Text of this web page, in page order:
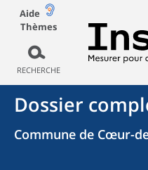
Aide
Thèmes
RECHERCHE
Dossier
Commune de Cœur-